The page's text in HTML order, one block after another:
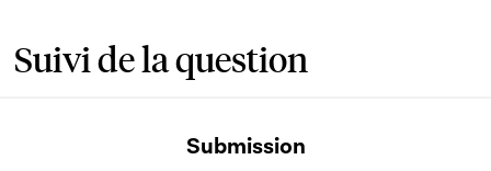
Suivi de la question
Submission